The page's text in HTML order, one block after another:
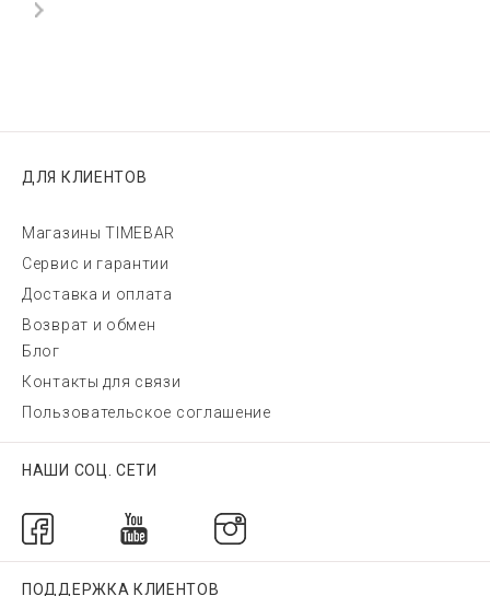
ДЛЯ КЛИЕНТОВ
Магазины TIMEBAR
Сервис и гарантии
Доставка и оплата
Возврат и обмен
Блог
Контакты для связи
Пользовательское соглашение
НАШИ СОЦ. СЕТИ
ПОДДЕРЖКА КЛИЕНТОВ